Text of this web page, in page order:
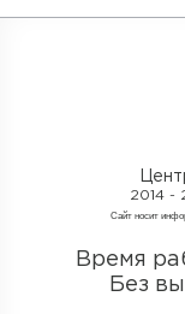
2014 -
Cайт носит
Время
Без